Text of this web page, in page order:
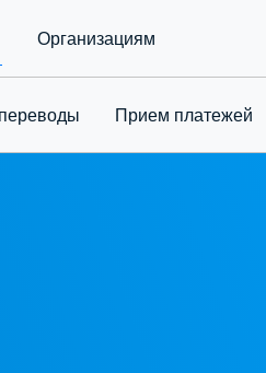
Организациям
Приeм платежей